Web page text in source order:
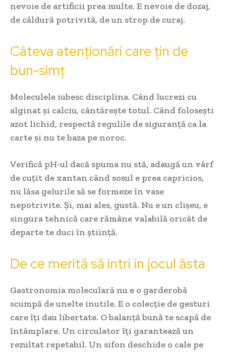
nevoie de artificii prea multe. E nevoie de dozaj,
de căldură potrivită, de un strop de curaj.
Câteva atenționări care țin de
bun-simț
Moleculele iubesc disciplina. Când lucrezi cu
alginat și calciu, cântărește totul. Când folosești
azot lichid, respectă regulile de siguranță ca la
carte și nu te baza pe noroc.
Verifică pH-ul dacă spuma nu stă, adaugă un vârf
de cuțit de xantan când sosul e prea capricios,
nu lăsa gelurile să se formeze în vase
nepotrivite. Și, mai ales, gustă. Nu e un clișeu, e
singura tehnică care rămâne valabilă oricât de
departe te duci în știință.
De ce merită să intri în jocul ăsta
Gastronomia moleculară nu e o garderobă
scumpă de unelte inutile. E o colecție de gesturi
care îți dau libertate. O balanță bună te scapă de
întâmplare. Un circulator îți garantează un
rezultat repetabil. Un sifon deschide o cale pe